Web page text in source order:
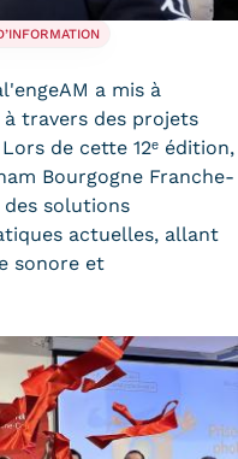
Cnam
forums,
a mis à
à travers des projets
de cette 12ᵉ édition,
Bourgogne Franche-
des solutions
actuelles, allant
sonore et